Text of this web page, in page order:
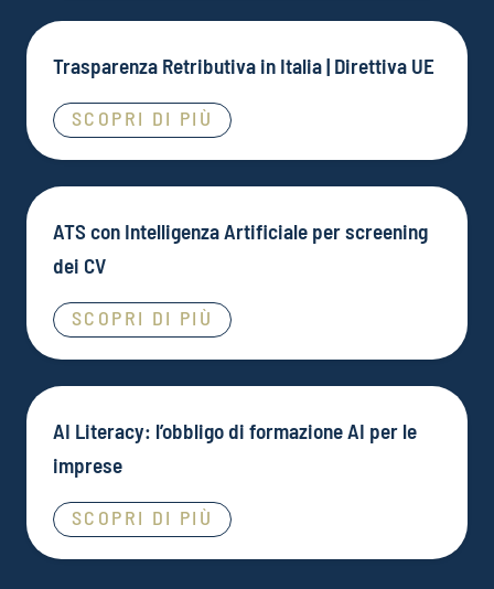
Trasparenza Retributiva in Italia | Direttiva UE
SCOPRI DI PIÙ
ATS con Intelligenza Artificiale per screening
dei CV
SCOPRI DI PIÙ
AI Literacy: l’obbligo di formazione AI per le
imprese
SCOPRI DI PIÙ